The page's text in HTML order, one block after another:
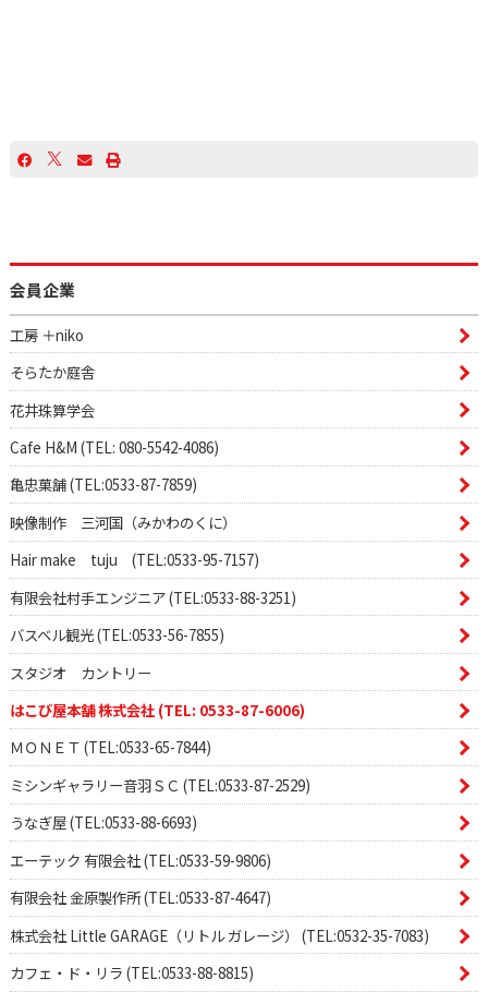
会員企業
工房 ＋niko
そらたか庭舎
花井珠算学会
Cafe H&M (TEL: 080-5542-4086)
亀忠菓舗 (TEL:0533-87-7859)
映像制作 三河国（みかわのくに）
Hair make tuju (TEL:0533-95-7157)
有限会社村手エンジニア (TEL:0533-88-3251)
バスベル観光 (TEL:0533-56-7855)
スタジオ カントリー
はこび屋本舗 株式会社 (TEL: 0533-87-6006)
ＭＯＮＥＴ (TEL:0533-65-7844)
ミシンギャラリー音羽ＳＣ (TEL:0533-87-2529)
うなぎ屋 (TEL:0533-88-6693)
エーテック 有限会社 (TEL:0533-59-9806)
有限会社 金原製作所 (TEL:0533-87-4647)
株式会社 Little GARAGE（リトル ガレージ） (TEL:0532-35-7083)
カフェ・ド・リラ (TEL:0533-88-8815)